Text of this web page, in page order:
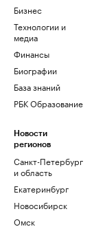
Бизнес
Технологии и
медиа
Финансы
Биографии
База знаний
РБК Образование
Новости
регионов
Санкт-Петербург
и область
Екатеринбург
Новосибирск
Омск